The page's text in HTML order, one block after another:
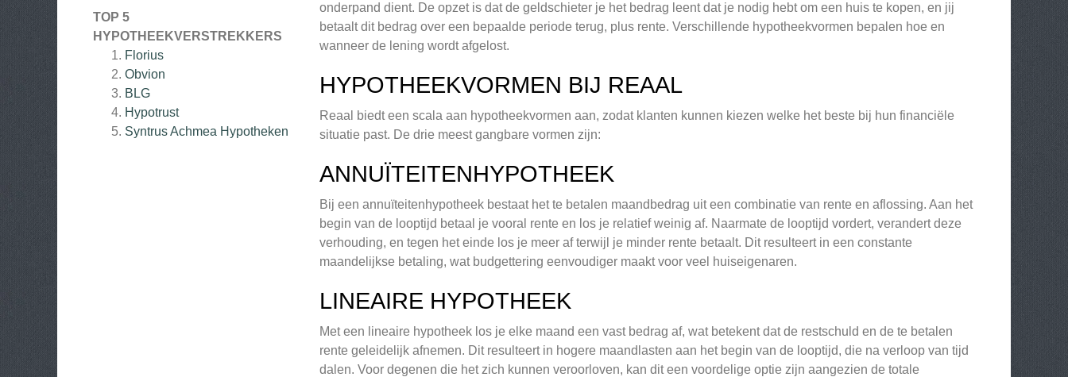
TOP 5
HYPOTHEEKVERSTREKKERS
Florius
Obvion
BLG
Hypotrust
Syntrus Achmea Hypotheken
onderpand dient. De opzet is dat de geldschieter je het bedrag leent dat je nodig hebt om een huis te kopen, en jij
betaalt dit bedrag over een bepaalde periode terug, plus rente. Verschillende hypotheekvormen bepalen hoe en
wanneer de lening wordt afgelost.
HYPOTHEEKVORMEN BIJ REAAL
Reaal biedt een scala aan hypotheekvormen aan, zodat klanten kunnen kiezen welke het beste bij hun financiële
situatie past. De drie meest gangbare vormen zijn:
ANNUÏTEITENHYPOTHEEK
Bij een annuïteitenhypotheek bestaat het te betalen maandbedrag uit een combinatie van rente en aflossing. Aan het
begin van de looptijd betaal je vooral rente en los je relatief weinig af. Naarmate de looptijd vordert, verandert deze
verhouding, en tegen het einde los je meer af terwijl je minder rente betaalt. Dit resulteert in een constante
maandelijkse betaling, wat budgettering eenvoudiger maakt voor veel huiseigenaren.
LINEAIRE HYPOTHEEK
Met een lineaire hypotheek los je elke maand een vast bedrag af, wat betekent dat de restschuld en de te betalen
rente geleidelijk afnemen. Dit resulteert in hogere maandlasten aan het begin van de looptijd, die na verloop van tijd
dalen. Voor degenen die het zich kunnen veroorloven, kan dit een voordelige optie zijn aangezien de totale